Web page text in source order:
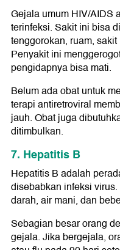
Gejala umum HIV/AIDS
terinfeksi. Sakit ini bisa
tenggorokan, ruam,
Penyakit ini
pengidapnya bisa mati.
Belum ada obat untuk
terapi antiretroviral
jauh. Obat juga
ditimbulkan.
7. Hepatitis B
Hepatitis B adalah
disebabkan infeksi
darah, air mani, dan
Sebagian besar orang
gejala. Jika bergejala,